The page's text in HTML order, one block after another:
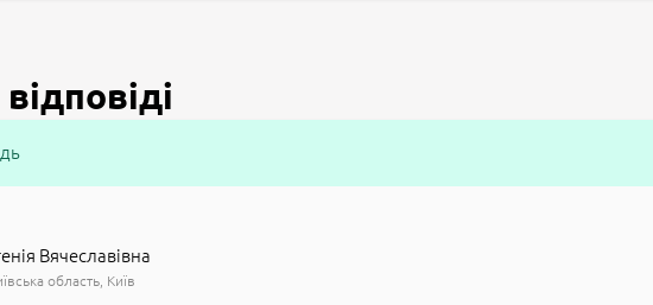
Вячеславівна
область Київ